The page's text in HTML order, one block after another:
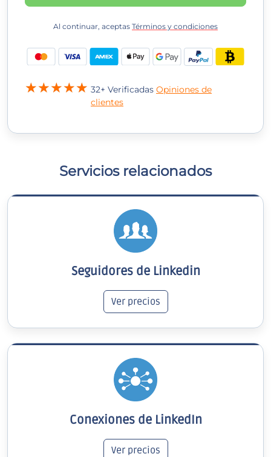
Al continuar, aceptas Términos y condiciones
32+ Verificadas Opiniones de
clientes
Servicios relacionados
Seguidores de Linkedin
Ver precios
Conexiones de LinkedIn
Ver precios